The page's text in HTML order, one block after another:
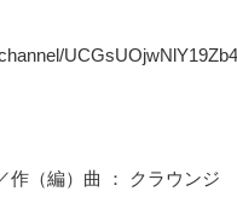
作（編）曲 ： クラウンジ